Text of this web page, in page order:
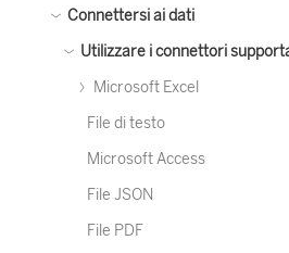
Connettersi ai dati
Utilizzare i connettori
Microsoft Excel
File di testo
Microsoft Access
File JSON
File PDF